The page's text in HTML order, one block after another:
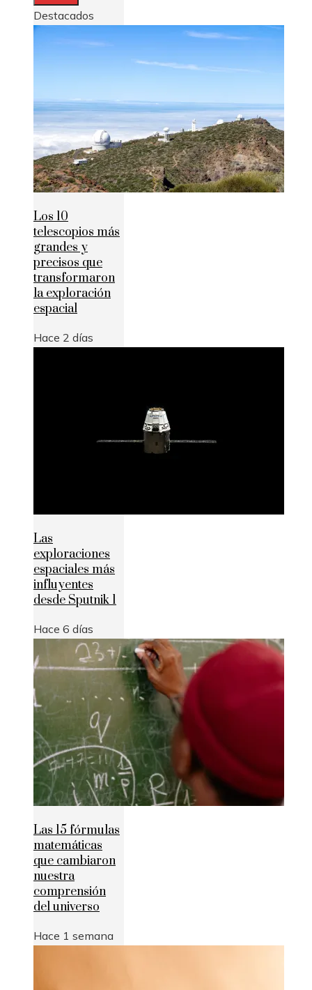
Destacados
Los 10
telescopios más
grandes y
precisos que
transformaron
la exploración
espacial
Hace 2 días
Las
exploraciones
espaciales más
influyentes
desde Sputnik 1
Hace 6 días
Las 15 fórmulas
matemáticas
que cambiaron
nuestra
comprensión
del universo
Hace 1 semana